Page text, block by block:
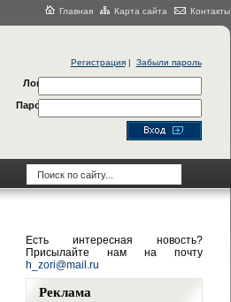
Главная Карта сайта Контакты
Регистрация| Забыли пароль
Логин
Пароль
Есть интересная новость?
Присылайте нам на почту
h_zori@mail.ru
Реклама